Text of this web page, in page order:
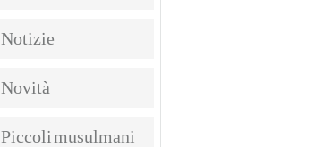
Notizie
Novità
Piccoli musulmani